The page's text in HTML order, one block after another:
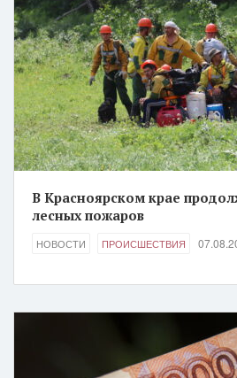
В Красноярском крае
лесных пожаров
НОВОСТИ ПРОИСШЕСТВИЯ